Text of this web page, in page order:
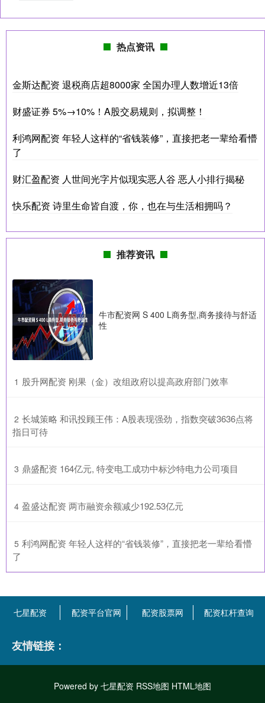
热点资讯
金斯达配资 退税商店超8000家 全国办理人数增近13倍
财盛证券 5%→10%！A股交易规则，拟调整！
利鸿网配资 年轻人这样的“省钱装修”，直接把老一辈给看懵
了
财汇盈配资 人世间光字片似现实恶人谷 恶人小排行揭秘
快乐配资 诗里生命皆自渡，你，也在与生活相拥吗？
推荐资讯
牛市配资网 S 400 L商务型,商务接待与舒适
性
1 ​股升网配资 刚果（金）改组政府以提高政府部门效率
2 ​长城策略 和讯投顾王伟：A股表现强劲，指数突破3636点将
指日可待
3 ​鼎盛配资 164亿元, 特变电工成功中标沙特电力公司项目
4 ​盈盛达配资 两市融资余额减少192.53亿元
5 ​利鸿网配资 年轻人这样的“省钱装修”，直接把老一辈给看懵
了
七星配资 配资平台官网 配资股票网 配资杠杆查询
友情链接：
Powered by 七星配资 RSS地图 HTML地图